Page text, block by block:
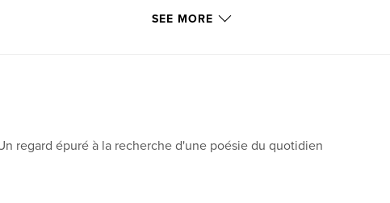
SEE MORE
regard épuré à la recherche d'une poésie du quotidien